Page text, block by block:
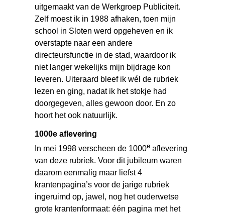
uitgemaakt van de Werkgroep Publiciteit.
Zelf moest ik in 1988 afhaken, toen mijn
school in Sloten werd opgeheven en ik
overstapte naar een andere
directeursfunctie in de stad, waardoor ik
niet langer wekelijks mijn bijdrage kon
leveren. Uiteraard bleef ik wél de rubriek
lezen en ging, nadat ik het stokje had
doorgegeven, alles gewoon door. En zo
hoort het ook natuurlijk.
1000e aflevering
In mei 1998 verscheen de 1000e aflevering
van deze rubriek. Voor dit jubileum waren
daarom eenmalig maar liefst 4
krantenpagina’s voor de jarige rubriek
ingeruimd op, jawel, nog het ouderwetse
grote krantenformaat: één pagina met het